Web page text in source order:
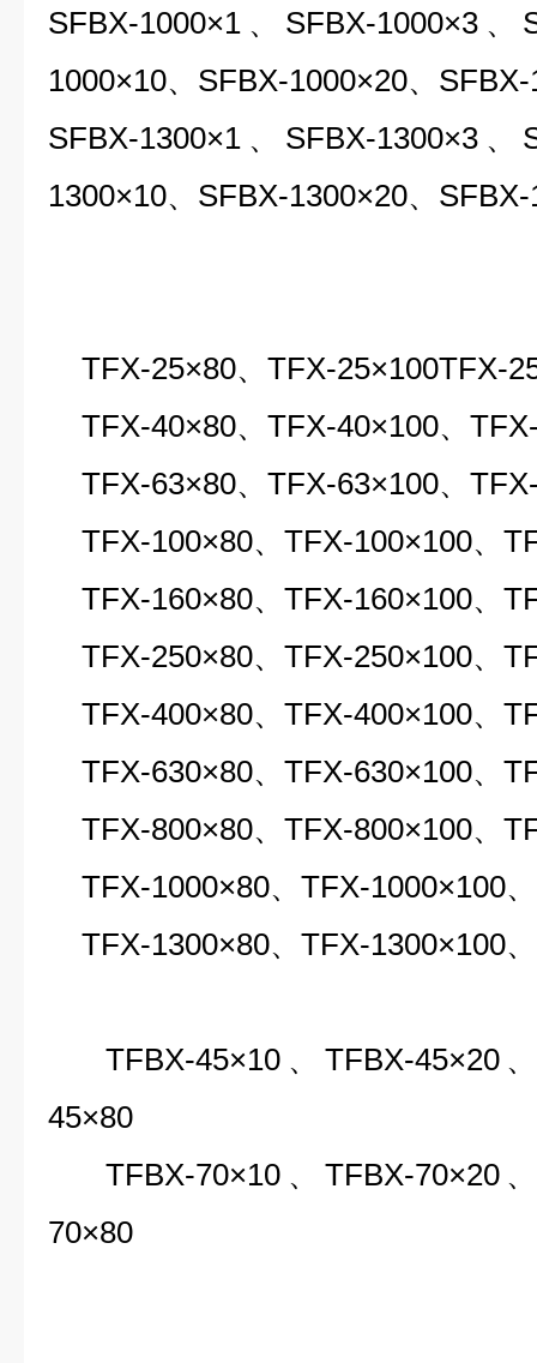
SFBX-1000×1、SFBX-1000×3、
1000×10、SFBX-1000×20、
SFBX-1300×1、SFBX-1300×3、
1300×10、SFBX-1300×20、
TFX-25×80、TFX-25×100TFX-
TFX-40×80、TFX-40×100、
TFX-63×80、TFX-63×100、
TFX-100×80、TFX-100×100、
TFX-160×80、TFX-160×100、
TFX-250×80、TFX-250×100、
TFX-400×80、TFX-400×100、
TFX-630×80、TFX-630×100、
TFX-800×80、TFX-800×100、
TFX-1000×80、TFX-1000×100
TFX-1300×80、TFX-1300×100
TFBX-45×10、TFBX-45×20
45×80
TFBX-70×10、TFBX-70×20
70×80